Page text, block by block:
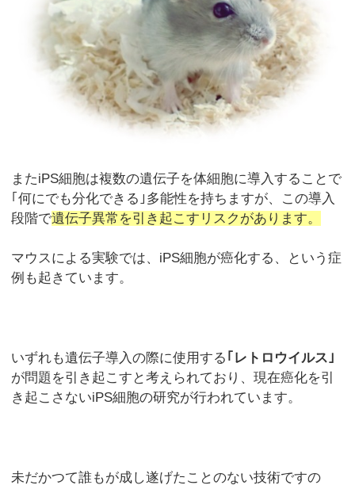
またiPS細胞は複数の遺伝子を体細胞に導入することで
｢何にでも分化できる｣多能性を持ちますが、この導入
段階で遺伝子異常を引き起こすリスクがあります。
マウスによる実験では、iPS細胞が癌化する、という症
例も起きています。
いずれも遺伝子導入の際に使用する ｢レトロウイルス｣
が問題を引き起こすと考えられており、現在癌化を引
き起こさないiPS細胞の研究が行われています。
未だかつて誰もが成し遂げたことのない技術ですの